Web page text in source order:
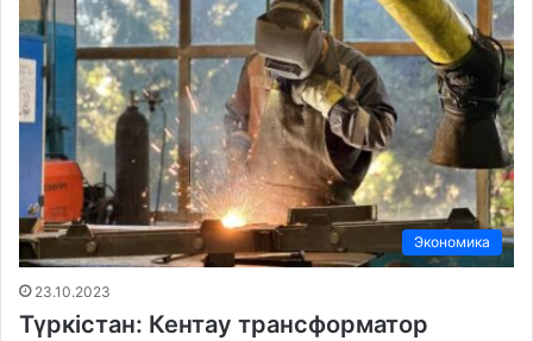
Экономика
23.10.2023
Түркістан: Кентау трансформатор